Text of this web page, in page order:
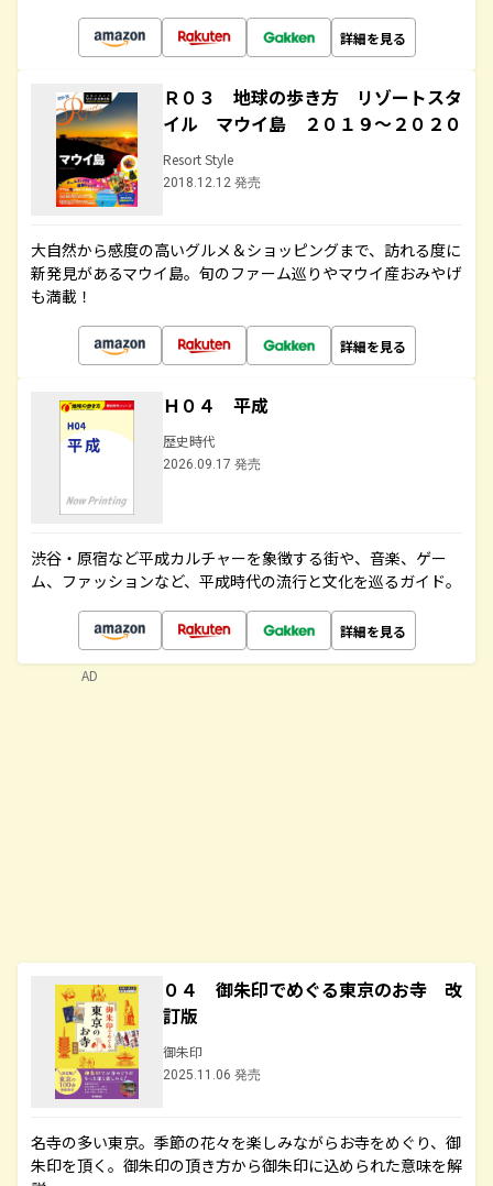
詳細を見る
Ｒ０３ 地球の歩き方 リゾートスタ
イル マウイ島 ２０１９～２０２０
Resort Style
2018.12.12 発売
大自然から感度の高いグルメ＆ショッピングまで、訪れる度に
新発見があるマウイ島。旬のファーム巡りやマウイ産おみやげ
も満載！
詳細を見る
Ｈ０４ 平成
歴史時代
2026.09.17 発売
渋谷・原宿など平成カルチャーを象徴する街や、音楽、ゲー
ム、ファッションなど、平成時代の流行と文化を巡るガイド。
詳細を見る
０４ 御朱印でめぐる東京のお寺 改
訂版
御朱印
2025.11.06 発売
名寺の多い東京。季節の花々を楽しみながらお寺をめぐり、御
朱印を頂く。御朱印の頂き方から御朱印に込められた意味を解
AD